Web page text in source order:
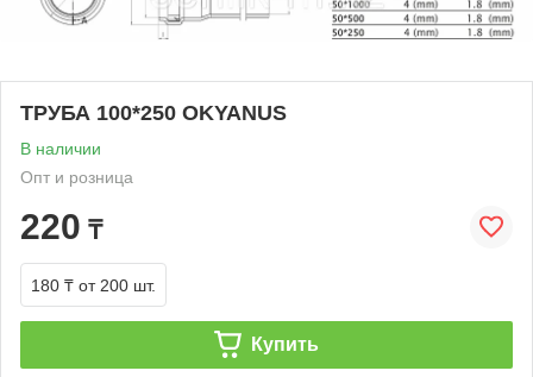
ТРУБА 100*250 OKYANUS
В наличии
Опт и розница
220 ₸
180 ₸ от 200 шт.
Купить